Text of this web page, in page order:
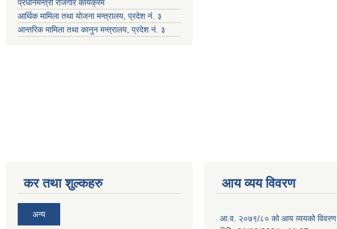
प्रधानमन्त्री रोजगार कार्यक्रम
आर्थिक मामिला तथा योजना मन्त्रालय, प्रदेश नं. ३
आन्तरिक मामिला तथा कानुन मन्त्रालय, प्रदेश नं. ३
कर तथा शुल्कहरु
अन्य
आय व्यय विवरण
आ.व. २०७९/८० को आय व्ययको विवरण